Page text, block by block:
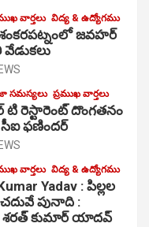
వార్తలు విద్య & ఉద్యోగము
శంకరపట్నంలో జవహర్
సమస్యలు ప్రముఖ వార్తలు
టి రెస్టారెంట్ దొంగతనం
సీఐ ఫణిందర్
వార్తలు విద్య & ఉద్యోగము
Yadav : పిల్లల
చదువే పునాది :
శరత్ కుమార్ యాదవ్